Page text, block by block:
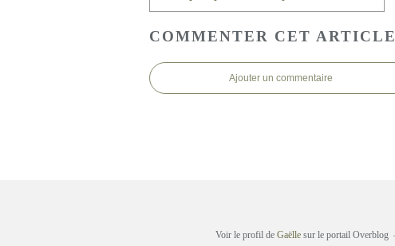
COMMENTER CET ARTICLE
Ajouter un commentaire
Voir le profil de Gaëlle sur le portail Overblog